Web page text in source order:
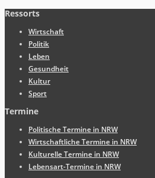
Ressorts
Wirtschaft
Politik
Leben
Gesundheit
Kultur
Sport
Termine
Politische Termine in NRW
Wirtschaftliche Termine in NRW
Kulturelle Termine in NRW
Lebensart-Termine in NRW